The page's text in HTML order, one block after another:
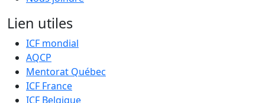
Lien utiles
ICF mondial
AQCP
Mentorat Québec
ICF France
ICF Belgique